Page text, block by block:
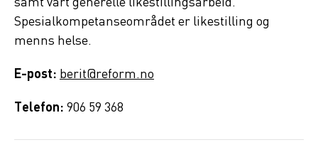
Spesialkompetanseområdet er likestilling og
menns helse.
E-post:berit@reform.no
Telefon:906 59 368